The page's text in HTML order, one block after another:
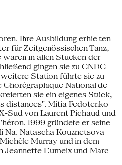
Ihre Ausbildung erhielten
für Zeitgenössischen Tanz,
in allen Stücken der
gingen sie zu CNDC
Station führte sie zu
National de
sie ein eigenes Stück,
distances". Mitia Fedotenko
Sud von Laurent Pichaud und
1999 gründete er seine
Na. Natascha Kouznetsova
Murray und in dem
Jeannette Dumeix und Marc